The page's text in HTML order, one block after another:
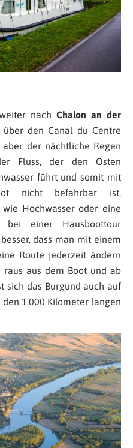
nach Chalon an der
den Canal du Centre
der nächtliche Regen
Fluss, der den Osten
führt und somit mit
nicht befahrbar ist.
wie Hochwasser oder eine
bei einer Hausboottour
dass man mit einem
Route jederzeit ändern
aus dem Boot und ab
sich das Burgund auch auf
1.000 Kilometer langen